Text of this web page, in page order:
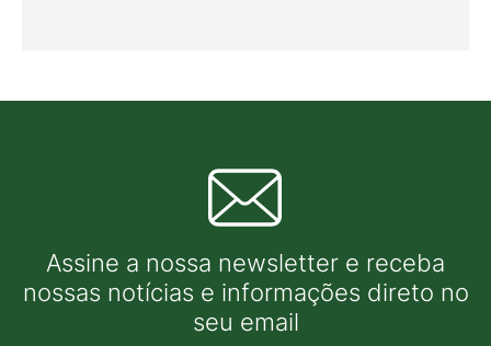
Assine a nossa newsletter e receba
nossas notícias e informações direto no
seu email